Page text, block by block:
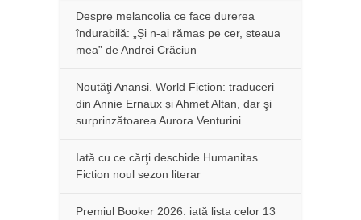
Despre melancolia ce face durerea
îndurabilă: „Și n-ai rămas pe cer, steaua
mea” de Andrei Crăciun
Noutăţi Anansi. World Fiction: traduceri
din Annie Ernaux și Ahmet Altan, dar şi
surprinzătoarea Aurora Venturini
Iată cu ce cărţi deschide Humanitas
Fiction noul sezon literar
Premiul Booker 2026: iată lista celor 13